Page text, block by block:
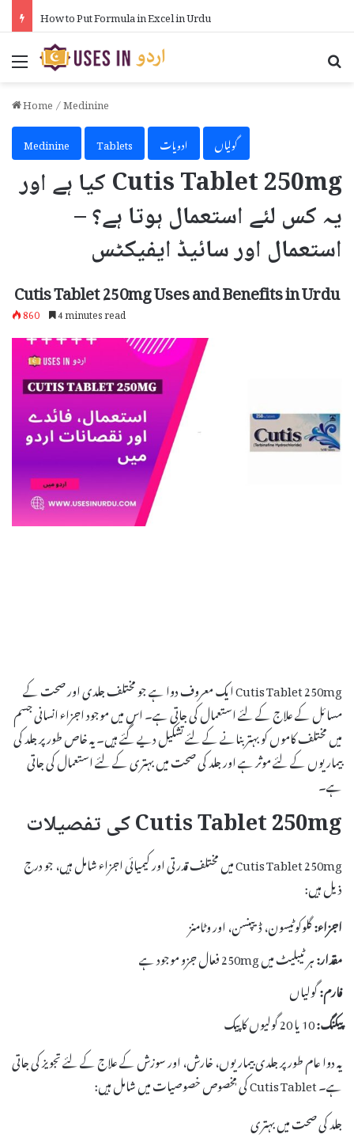
How to Put Formula in Excel in Urdu
Menu
Home/Medinine
Medinine
Tablets ادویات گولیاں
Cutis Tablet 250mg کیا ہے اور
یہ کس لئے استعمال ہوتا ہے؟ –
استعمال اور سائیڈ ایفیکٹس
Cutis Tablet 250mg Uses and Benefits in Urdu
860 4 minutes read
Cutis Tablet 250mg ایک معروف دوا ہے جو مختلف جلدی اور صحت کے
مسائل کے علاج کے لئے استعمال کی جاتی ہے۔ اس میں موجود اجزاء انسانی جسم
میں مختلف کاموں کو بہتر بنانے کے لئے تشکیل دیے گئے ہیں۔ یہ خاص طور پر جلد کی
بیماریوں کے لئے موثر ہے اور جلد کی صحت میں بہتری کے لئے استعمال کی جاتی
ہے۔
Cutis Tablet 250mg کی تفصیلات
Cutis Tablet 250mg میں مختلف قدرتی اور کیمیائی اجزاء شامل ہیں، جو درج
ذیل ہیں:
اجزاء:گلوکوٹیسون، ڈیپنسن، اور وٹامنز
مقدار:ہر ٹیبلیٹ میں 250mg فعال جزو موجود ہے
فارم:گولیاں
پیکنگ:
یہ دوا عام طور پر جلدی بیماریوں، خارش، اور سوزش کے علاج کے لئے تجویز کی جاتی
ہے۔ Cutis Tablet کی مٖخصوص خصوصیات میں شامل ہیں:
جلد کی صحت میں بہتری